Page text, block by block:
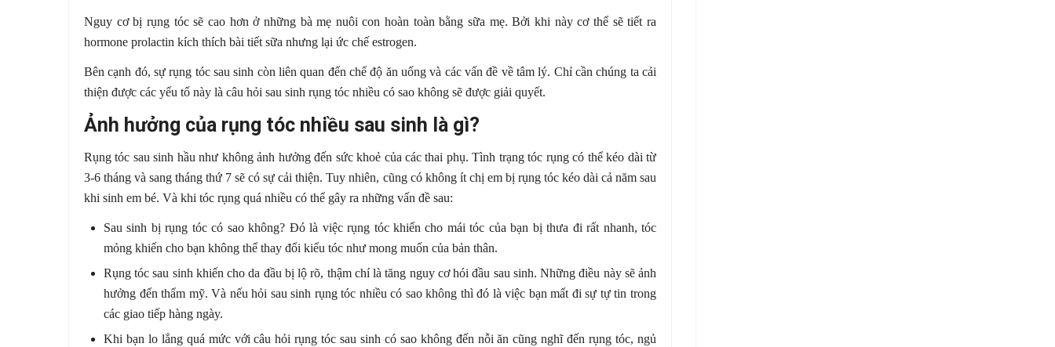
Nguy cơ bị rụng tóc sẽ cao hơn ở những bà mẹ nuôi con hoàn toàn bằng sữa mẹ. Bởi khi này cơ thể sẽ tiết ra
hormone prolactin kích thích bài tiết sữa nhưng lại ức chế estrogen.
Bên cạnh đó, sự rụng tóc sau sinh còn liên quan đến chế độ ăn uống và các vấn đề về tâm lý. Chỉ cần chúng ta cải
thiện được các yếu tố này là câu hỏi sau sinh rụng tóc nhiều có sao không sẽ được giải quyết.
Ảnh hưởng của rụng tóc nhiều sau sinh là gì?
Rụng tóc sau sinh hầu như không ảnh hưởng đến sức khoẻ của các thai phụ. Tình trạng tóc rụng có thể kéo dài từ
3-6 tháng và sang tháng thứ 7 sẽ có sự cải thiện. Tuy nhiên, cũng có không ít chị em bị rụng tóc kéo dài cả năm sau
khi sinh em bé. Và khi tóc rụng quá nhiều có thể gây ra những vấn đề sau:
Sau sinh bị rụng tóc có sao không? Đó là việc rụng tóc khiến cho mái tóc của bạn bị thưa đi rất nhanh, tóc
mỏng khiến cho bạn không thể thay đổi kiểu tóc như mong muốn của bản thân.
Rụng tóc sau sinh khiến cho da đầu bị lộ rõ, thậm chí là tăng nguy cơ hói đầu sau sinh. Những điều này sẽ ảnh
hưởng đến thẩm mỹ. Và nếu hỏi sau sinh rụng tóc nhiều có sao không thì đó là việc bạn mất đi sự tự tin trong
các giao tiếp hàng ngày.
Khi bạn lo lắng quá mức với câu hỏi rụng tóc sau sinh có sao không đến nỗi ăn cũng nghĩ đến rụng tóc, ngủ